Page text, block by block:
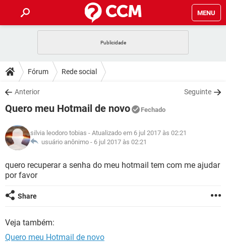
MENU
CELULAR
OUTLOOK
INSTAGRAM GMAIL
GUIA DE COMPRAS
DICAS
JOGOS
INSTAGRAM GMAIL
GUIA DE COMPRAS
DOWNLOADS
JOGOS WHATSAPP
CELULAR
OUTLOOK EXCEL
GMAIL
GUIA DE COMPRAS
FÓRUM
JOGOS WHATSAPP
CELULAR
OUTLOOK EXCEL
GLOSSÁRIO
WHATSAPP
CELULAR
OUTLOOK
GUIA DE COMPRAS
Fórum Rede social
Anterior Seguinte
Quero meu Hotmail de novo Fechado
silvia leodoro tobias - Atualizado em 6 jul 2017 às 02:21
usuário anônimo - 6 jul 2017 às 02:21
quero recuperar a senha do meu hotmail tem com me ajudar
por favor
Share
Veja também:
Quero meu Hotmail de novo